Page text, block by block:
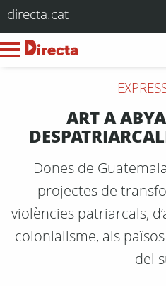
directa.cat
ART A
Dones de
projectes de
violències patriarcals,
colonialisme, als
del